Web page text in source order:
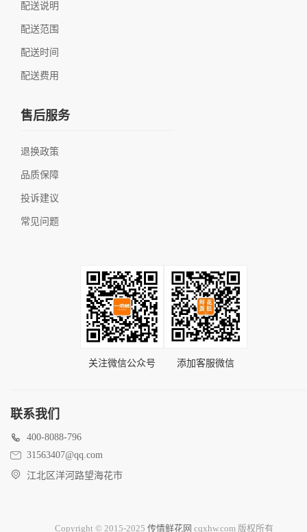
配送说明
配送范围
配送时间
配送费用
售后服务
退换政策
品质保障
投诉建议
常见问题
关注微信公众号 添加客服微信
联系我们
400-8088-796
31563407@qq.com
江北区洋河路望海花市
Copyright © 2015-2025 传情鲜花网 cqxhw.com 版权所有